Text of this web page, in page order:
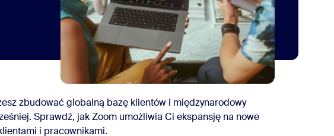
zbudować globalną bazę klientów i międzynarodowy
Sprawdź, jak Zoom umożliwia Ci ekspansję na nowe
i pracownikami.